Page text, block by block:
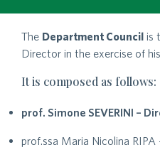
The Department Council is
Director in the exercise of
It is composed as follows:
prof. Simone SEVERINI –
prof.ssa Maria Nicolina